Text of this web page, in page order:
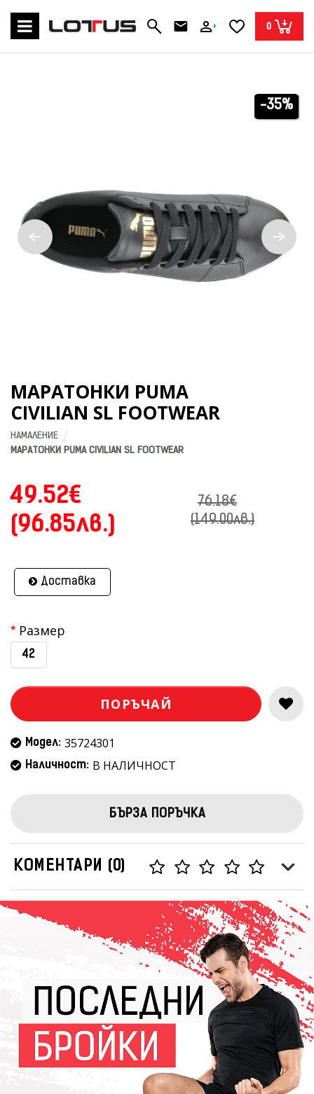
0
-35%
МАРАТОНКИ PUMA
CIVILIAN SL FOOTWEAR
НАМАЛЕНИЕ
МАРАТОНКИ PUMA CIVILIAN SL FOOTWEAR
49.52€
(96.85лв.)
76.18€
(149.00лв.)
Доставка
Размер
42
ПОРЪЧАЙ
Модел: 35724301
Наличност: В НАЛИЧНОСТ
БЪРЗА ПОРЪЧКА
КОМЕНТАРИ (0)